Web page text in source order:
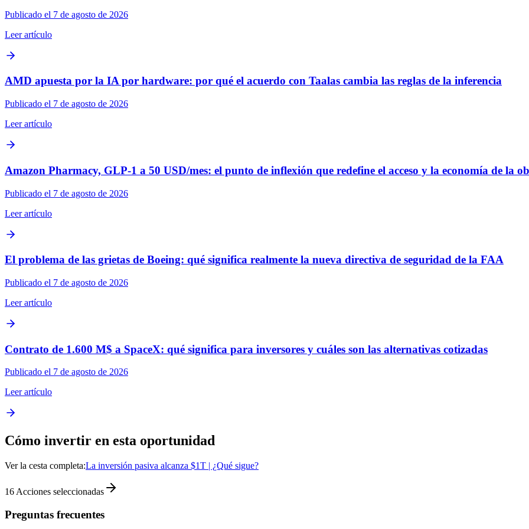
Publicado el 7 de agosto de 2026
Leer artículo
AMD apuesta por la IA por hardware: por qué el acuerdo con Taalas cambia las reglas de la inferencia
Publicado el 7 de agosto de 2026
Leer artículo
Amazon Pharmacy, GLP-1 a 50 USD/mes: el punto de inflexión que redefine el acceso y la economía de la
Publicado el 7 de agosto de 2026
Leer artículo
El problema de las grietas de Boeing: qué significa realmente la nueva directiva de seguridad de la FAA
Publicado el 7 de agosto de 2026
Leer artículo
Contrato de 1.600 M$ a SpaceX: qué significa para inversores y cuáles son las alternativas cotizadas
Publicado el 7 de agosto de 2026
Leer artículo
Cómo invertir en esta oportunidad
Ver la cesta completa:La inversión pasiva alcanza $1T | ¿Qué sigue?
16 Acciones seleccionadas
Preguntas frecuentes